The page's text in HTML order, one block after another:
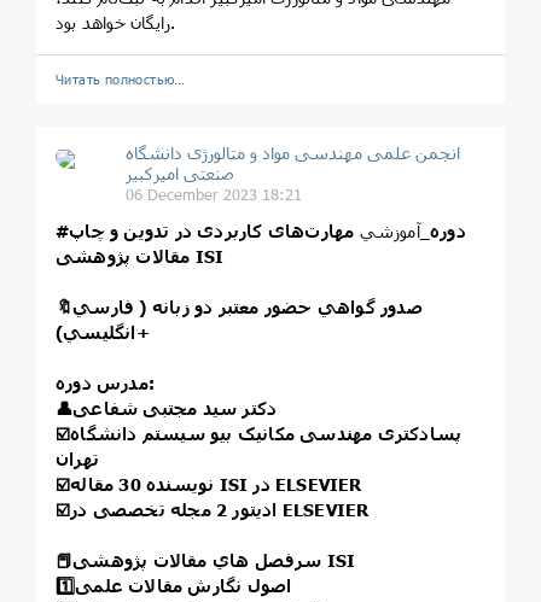
رایگان خواهد بود.
Читать полностью…
انجمن علمی مهندسی مواد و متالورژی دانشگاه
صنعتی امیرکبیر
06 December 2023 18:21
#دوره_آموزشي مهارت‌های کاربردی در تدوین و چاپ
مقالات پژوهشی ISI
🔖صدور گواهي حضور معتبر دو زبانه ( فارسي
+انگليسي)
مدرس دوره:
👤دکتر سید مجتبی شفاعی
☑️پسادکتری مهندسی مکانیک بیو سیستم دانشگاه
تهران
☑️نویسنده 30 مقاله ISI در ELSEVIER
☑️ادیتور 2 مجله تخصصی در ELSEVIER
📕سر‌فصل هاي مقالات پژوهشی ISI
1️⃣اصول نگارش مقالات علمی